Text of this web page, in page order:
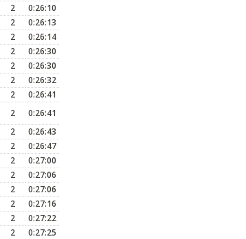
2
0:26:10
2
0:26:13
2
0:26:14
2
0:26:30
2
0:26:30
2
0:26:32
2
0:26:41
2
0:26:41
2
0:26:43
2
0:26:47
2
0:27:00
2
0:27:06
2
0:27:06
2
0:27:16
2
0:27:22
2
0:27:25